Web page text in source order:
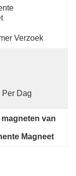
Verzoek
Per Dag
van
Magneet